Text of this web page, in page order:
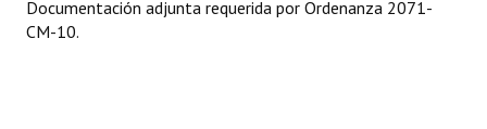
Informes de Gestión
Documentación adjunta requerida por Ordenanza 2071-
CM-10.